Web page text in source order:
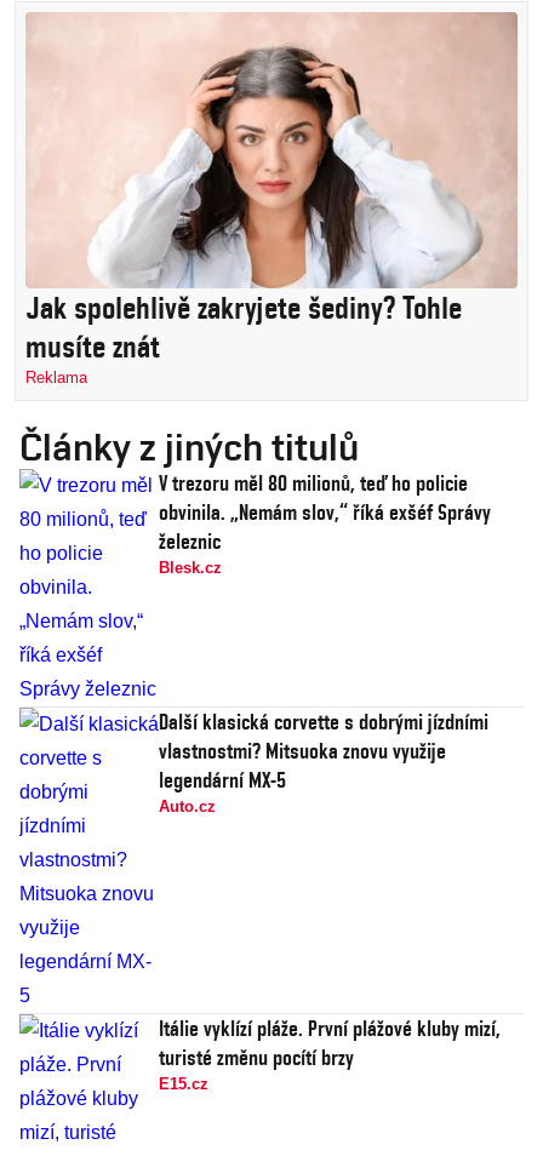
Jak spolehlivě zakryjete šediny? Tohle
musíte znát
Reklama
Články z jiných titulů
V trezoru měl 80 milionů, teď ho policie
obvinila. „Nemám slov,“ říká exšéf Správy
železnic
Blesk.cz
Další klasická corvette s dobrými jízdními
vlastnostmi? Mitsuoka znovu využije
legendární MX-5
Auto.cz
Itálie vyklízí pláže. První plážové kluby mizí,
turisté změnu pocítí brzy
E15.cz